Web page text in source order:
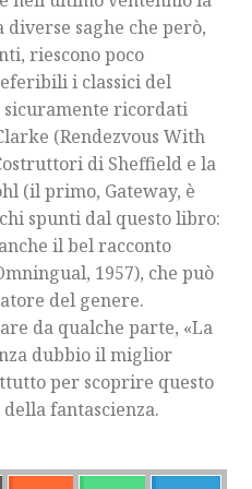
diverse saghe che però,
riescono poco
i classici del
ricordati
(Rendezvous With
di Sheffield e la
(il primo, Gateway, è
spunti dal questo libro:
il bel racconto
1957), che può
del genere.
da qualche parte, «La
dubbio il miglior
per scoprire questo
fantascienza.